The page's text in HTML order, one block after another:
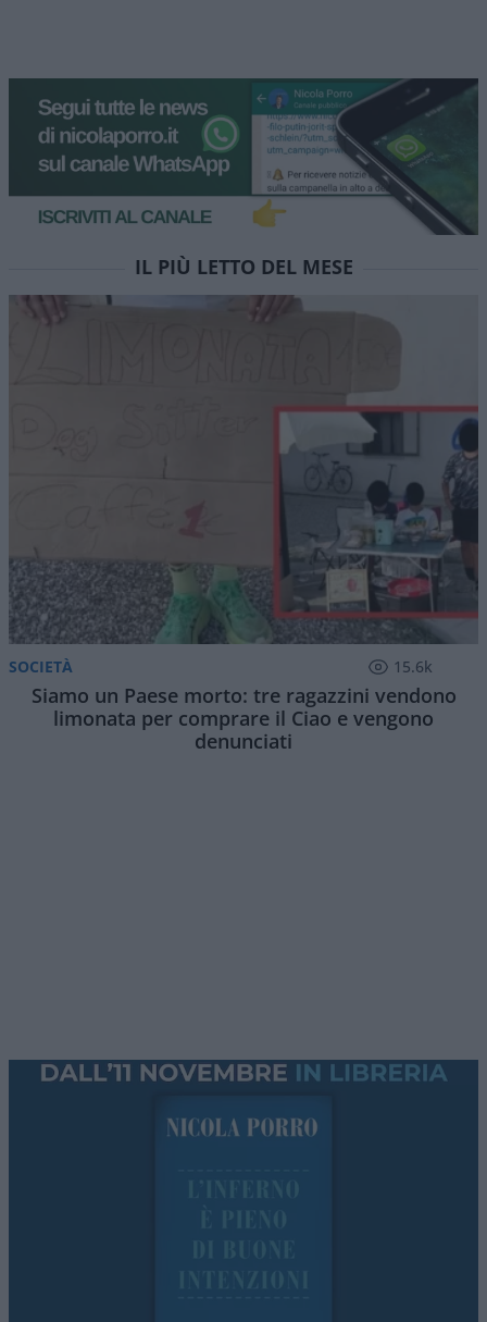
IL PIÙ LETTO DEL MESE
SOCIETÀ 15.6k
Siamo un Paese morto: tre ragazzini vendono
limonata per comprare il Ciao e vengono
denunciati